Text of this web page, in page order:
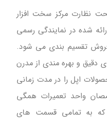
نظارت مرکز سخت افزار
شده در نمایندگی رسمی
تقسیم بندی می شود.
دقیق و بهره مندی از مدرن
اپل را در مدت زمانی
واحد تعمیرات همگی
که به تمامی قسمت های